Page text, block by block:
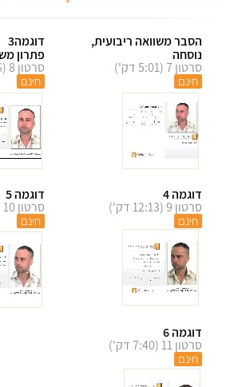
הסבר משוואה ריבועית,
נוסחה
סרטון 7 (5:01 דק')
חינם
דוגמה3
פתרון
סרטון 8 (9:46 דק')
חינם
דוגמה 4
סרטון 9 (12:13 דק')
חינם
דוגמה 5
סרטון 10 (7:50 דק')
חינם
דוגמה 6
סרטון 11 (7:40 דק')
חינם